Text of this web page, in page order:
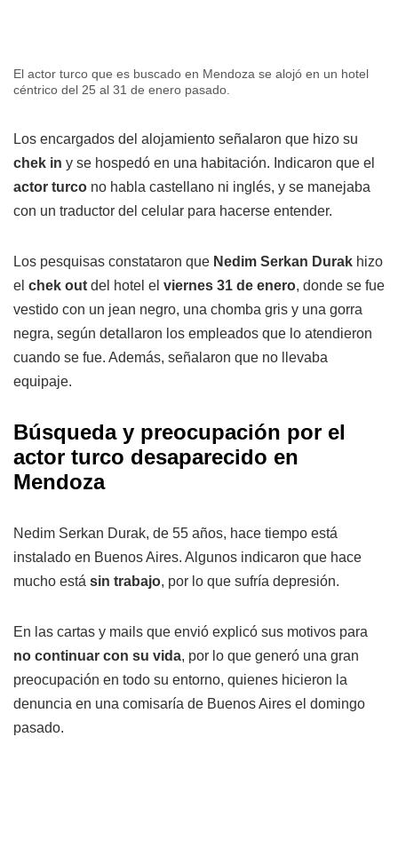
El actor turco que es buscado en Mendoza se alojó en un hotel
céntrico del 25 al 31 de enero pasado.
Los encargados del alojamiento señalaron que hizo su
chek in y se hospedó en una habitación. Indicaron que el
actor turco no habla castellano ni inglés, y se manejaba
con un traductor del celular para hacerse entender.
Los pesquisas constataron que Nedim Serkan Durak hizo
el chek out del hotel el viernes 31 de enero, donde se fue
vestido con un jean negro, una chomba gris y una gorra
negra, según detallaron los empleados que lo atendieron
cuando se fue. Además, señalaron que no llevaba
equipaje.
Búsqueda y preocupación por el
actor turco desaparecido en
Mendoza
Nedim Serkan Durak, de 55 años, hace tiempo está
instalado en Buenos Aires. Algunos indicaron que hace
mucho está sin trabajo, por lo que sufría depresión.
En las cartas y mails que envió explicó sus motivos para
no continuar con su vida, por lo que generó una gran
preocupación en todo su entorno, quienes hicieron la
denuncia en una comisaría de Buenos Aires el domingo
pasado.